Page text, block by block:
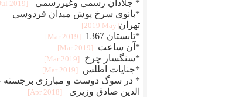
* جلادان رسمی وغیررسمی [2019 Jul]
*بانوی سرخ پوش میدان فردوسی
تهران‎ [2019 May]
*تابستان 1367 [2019 Mar]
*آن ساعت [2019 Mar]
*سنگسار چرخ [2019 Mar]
*جنایات اطلس [2019 Mar]
* در سوگ دوست و مبارزی برجسته
الدین صادق وزیری
[2018 Apr]